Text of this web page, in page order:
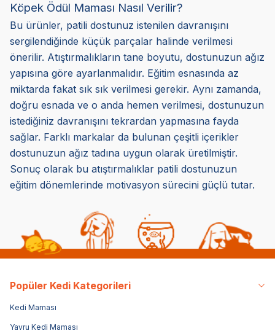
Köpek Ödül Maması Nasıl Verilir?
Bu ürünler, patili dostunuz istenilen davranışını
sergilendiğinde küçük parçalar halinde verilmesi
önerilir. Atıştırmalıkların tane boyutu, dostunuzun ağız
yapısına göre ayarlanmalıdır. Eğitim esnasında az
miktarda fakat sık sık verilmesi gerekir. Aynı zamanda,
doğru esnada ve o anda hemen verilmesi, dostunuzun
istediğiniz davranışını tekrardan yapmasına fayda
sağlar. Farklı markalar da bulunan çeşitli içerikler
dostunuzun ağız tadına uygun olarak üretilmiştir.
Sonuç olarak bu atıştırmalıklar patili dostunuzun
eğitim dönemlerinde motivasyon sürecini güçlü tutar.
Popüler Kedi Kategorileri
Kedi Maması
Yavru Kedi Maması